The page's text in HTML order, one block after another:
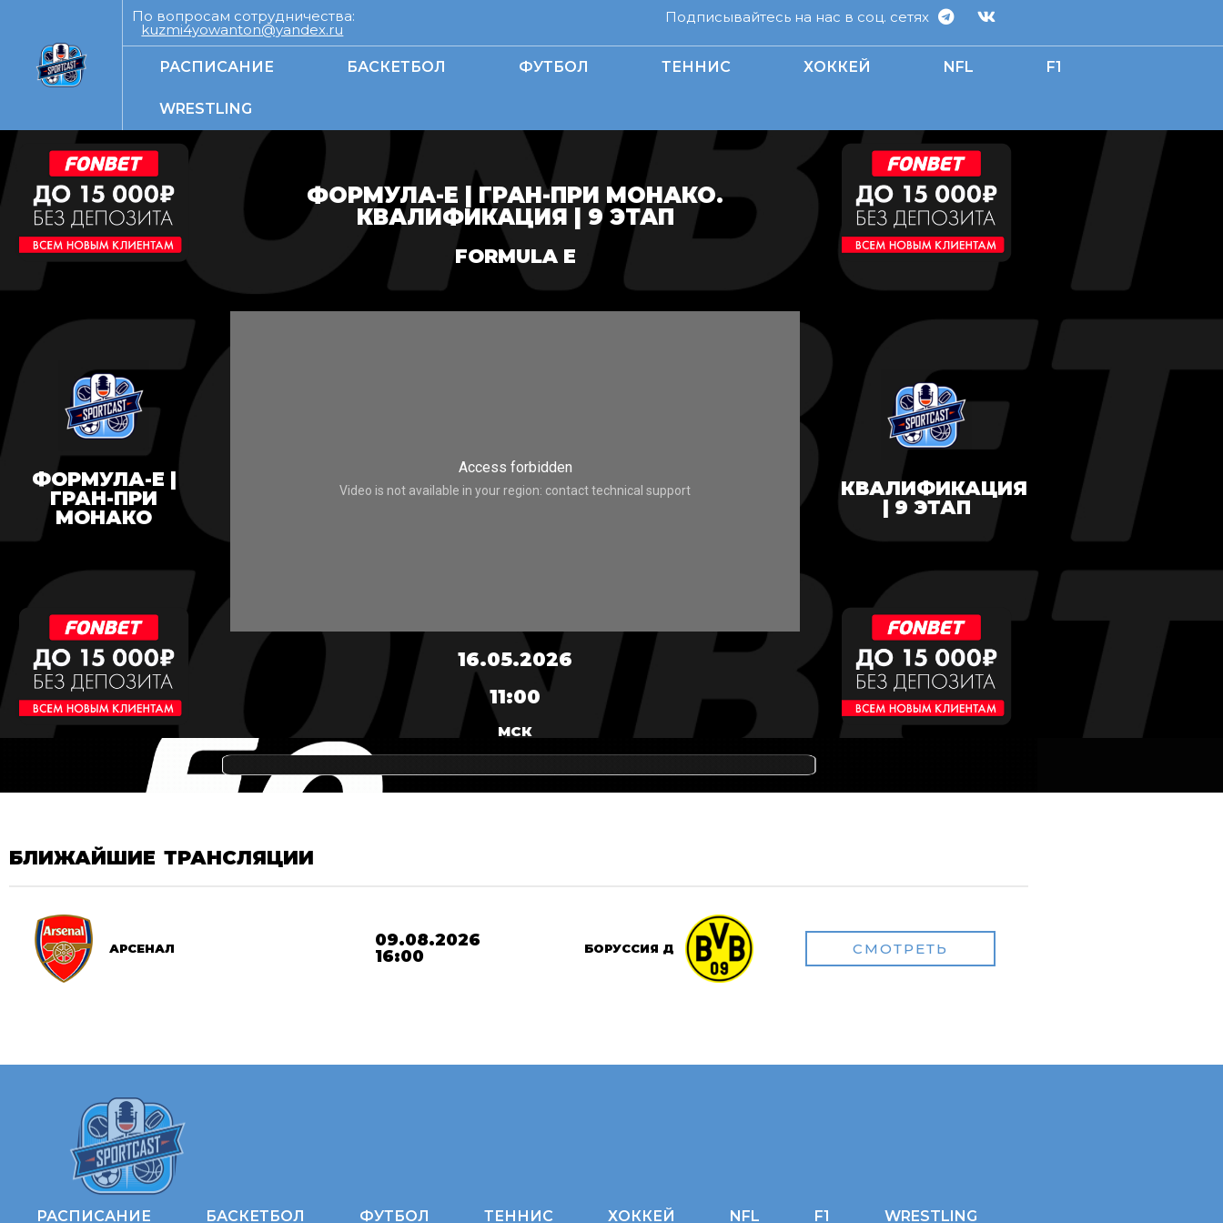
По вопросам сотрудничества:
kuzmi4yowanton@yandex.ru
Подписывайтесь на нас в соц. сетях
РАСПИСАНИЕ БАСКЕТБОЛ ФУТБОЛ ТЕННИС ХОККЕЙ NFL F1
WRESTLING
ФОРМУЛА-Е |
ГРАН-ПРИ
МОНАКО
ФОРМУЛА-Е | ГРАН-ПРИ МОНАКО.
КВАЛИФИКАЦИЯ | 9 ЭТАП
FORMULA E
16.05.2026
11:00
МСК
КВАЛИФИКАЦИЯ
| 9 ЭТАП
БЛИЖАЙШИЕ ТРАНСЛЯЦИИ
АРСЕНАЛ
09.08.2026
16:00
БОРУССИЯ Д СМОТРЕТЬ
РАСПИСАНИЕ БАСКЕТБОЛ ФУТБОЛ ТЕННИС ХОККЕЙ NFL F1 WRESTLING